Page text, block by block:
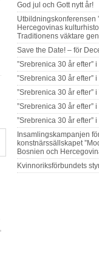
God jul och Gott nytt år!
Utbildningskonferensen
Hercegovinas
Traditionens väktare
Save the Date! – för
”Srebrenica 30 år efter”
”Srebrenica 30 år efter”
”Srebrenica 30 år efter”
”Srebrenica 30 år efter”
”Srebrenica 30 år efter”
Insamlingskampanjen
konstnärssällskapet
Bosnien och
Kvinnoriksförbundets